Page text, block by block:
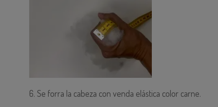
6. Se forra la cabeza con venda elástica color carne.